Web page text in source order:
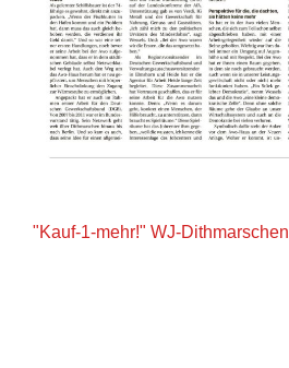
"Kauf-1-mehr!" WJ-Dithmarschen